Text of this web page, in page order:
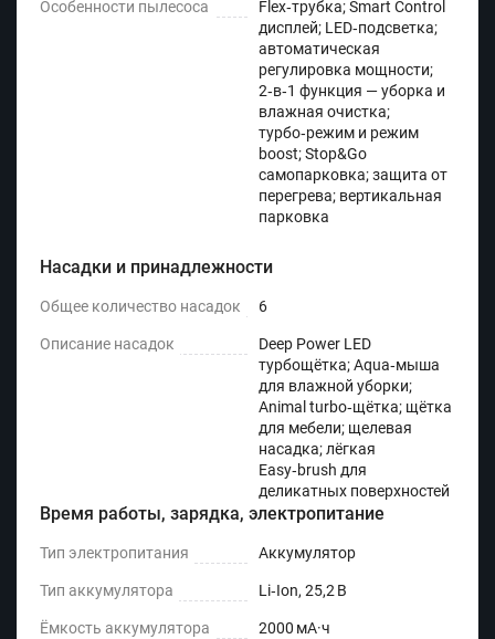
Особенности пылесоса
Flex‑трубка; Smart Control
дисплей; LED‑подсветка;
автоматическая
регулировка мощности;
2‑в‑1 функция — уборка и
влажная очистка;
турбо‑режим и режим
boost; Stop&Go
самопарковка; защита от
перегрева; вертикальная
парковка
Насадки и принадлежности
Общее количество насадок 6
Описание насадок
Deep Power LED
турбощётка; Aqua‑мыша
для влажной уборки;
Animal turbo‑щётка; щётка
для мебели; щелевая
насадка; лёгкая
Easy‑brush для
деликатных поверхностей
Время работы, зарядка, электропитание
Тип электропитания Аккумулятор
Тип аккумулятора Li‑Ion, 25,2 В
Ёмкость аккумулятора 2000 мА·ч